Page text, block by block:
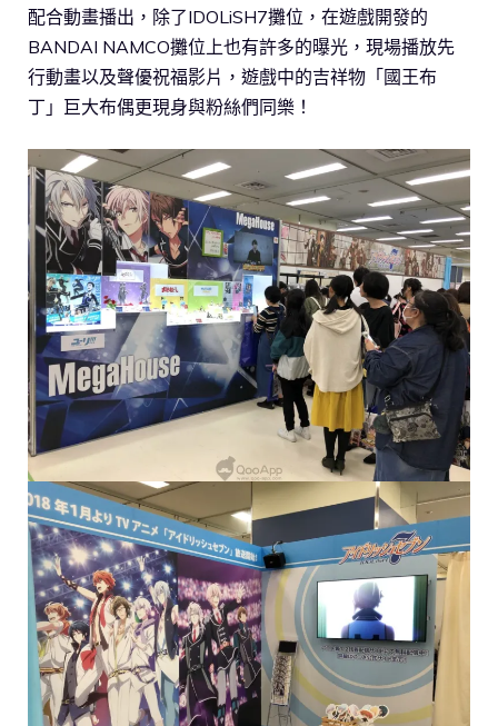
配合動畫播出，除了IDOLiSH7攤位，在遊戲開發的
BANDAI NAMCO攤位上也有許多的曝光，現場播放先
行動畫以及聲優祝福影片，遊戲中的吉祥物「國王布
丁」巨大布偶更現身與粉絲們同樂！